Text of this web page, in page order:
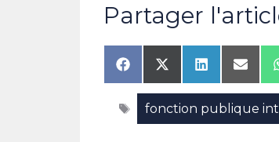
Partager
Share
on
Facebook
Share
on
X
(Twitter)
Share
on
LinkedIn
Share
on
Email
Étiquettes
fonction publique